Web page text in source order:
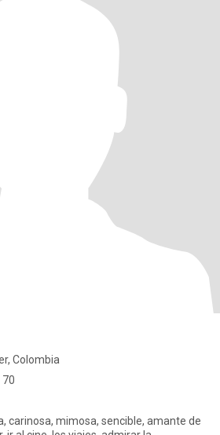
Colombia
70
carinosa, mimosa, sencible, amante de